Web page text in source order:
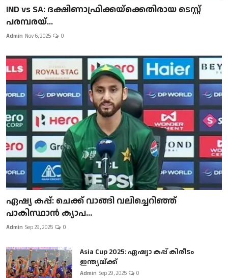
IND vs SA: ദക്ഷിണാഫ്രിക്കയ്‌ക്കെതിരായ ടെസ്റ്റ്
പരമ്പരയ്...
Admin Nov 6, 2025 0
ഏഷ്യ കപ്പ്: ചെക്ക് വാങ്ങി വലിച്ചെറിഞ്ഞ്
പാകിസ്ഥാൻ ക്യാപ...
Admin Sep 29, 2025 0
Asia Cup 2025: ഏഷ്യാ കപ്പ് കിരീടം
ഇന്ത്യയ്ക്ക്
Admin Sep 29, 2025 0